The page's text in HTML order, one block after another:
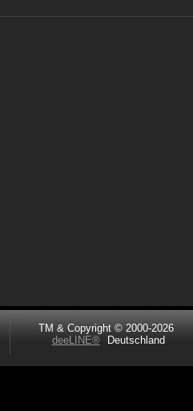
TM & Copyright © 2000-2026
deeLINE®
Deutschland